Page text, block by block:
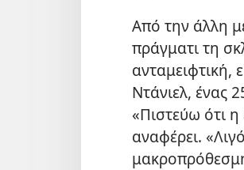
Από την άλλη
πράγματι τη
ανταμειφτική,
Ντάνιελ, ένας
«Πιστεύω ότι
αναφέρει.